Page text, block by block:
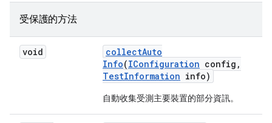
受保護的方法
void collectAuto
Info(IConfiguration config ,
TestInformation info)
自動收集受測主要裝置的部分資訊。